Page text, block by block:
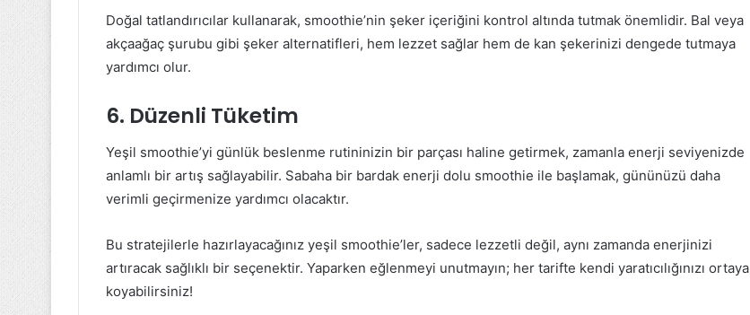
Doğal tatlandırıcılar kullanarak, smoothie’nin şeker içeriğini kontrol altında tutmak önemlidir. Bal veya
akçaağaç şurubu gibi şeker alternatifleri, hem lezzet sağlar hem de kan şekerinizi dengede tutmaya
yardımcı olur.
6. Düzenli Tüketim
Yeşil smoothie’yi günlük beslenme rutininizin bir parçası haline getirmek, zamanla enerji seviyenizde
anlamlı bir artış sağlayabilir. Sabaha bir bardak enerji dolu smoothie ile başlamak, gününüzü daha
verimli geçirmenize yardımcı olacaktır.
Bu stratejilerle hazırlayacağınız yeşil smoothie’ler, sadece lezzetli değil, aynı zamanda enerjinizi
artıracak sağlıklı bir seçenektir. Yaparken eğlenmeyi unutmayın; her tarifte kendi yaratıcılığınızı ortaya
koyabilirsiniz!